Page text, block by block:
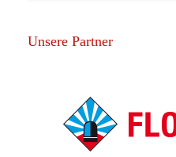
Unsere Partner